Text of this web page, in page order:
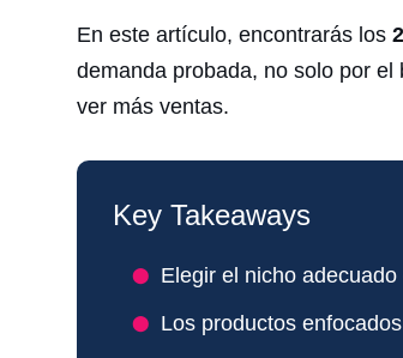
En este artículo, encontrarás los
demanda probada, no solo por
ver más ventas.
Key Takeaways
Elegir el nicho
Los productos